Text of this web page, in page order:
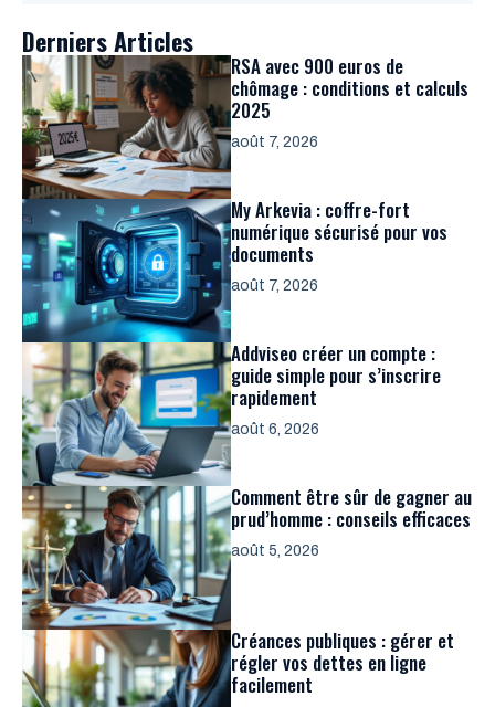
Derniers Articles
RSA avec 900 euros de
chômage : conditions et calculs
2025
août 7, 2026
My Arkevia : coffre-fort
numérique sécurisé pour vos
documents
août 7, 2026
Addviseo créer un compte :
guide simple pour s’inscrire
rapidement
août 6, 2026
Comment être sûr de gagner au
prud’homme : conseils efficaces
août 5, 2026
Créances publiques : gérer et
régler vos dettes en ligne
facilement